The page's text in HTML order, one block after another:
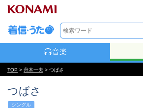
音楽
TOP > 舟木一夫 > つばさ
つばさ
シングル